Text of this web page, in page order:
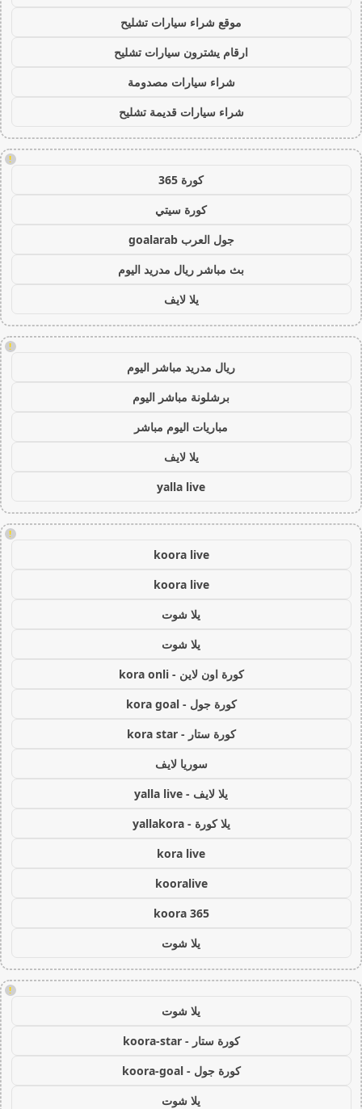
موقع شراء سيارات تشليح
ارقام يشترون سيارات تشليح
شراء سيارات مصدومة
شراء سيارات قديمة تشليح
!
كورة 365
كورة سيتي
جول العرب goalarab
بث مباشر ريال مدريد اليوم
يلا لايف
!
ريال مدريد مباشر اليوم
برشلونة مباشر اليوم
مباريات اليوم مباشر
يلا لايف
yalla live
!
koora live
koora live
يلا شوت
يلا شوت
كورة اون لاين - kora onli
كورة جول - kora goal
كورة ستار - kora star
سوريا لايف
يلا لايف - yalla live
يلا كورة - yallakora
kora live
kooralive
koora 365
يلا شوت
!
يلا شوت
كورة ستار - koora-star
كورة جول - koora-goal
يلا شوت